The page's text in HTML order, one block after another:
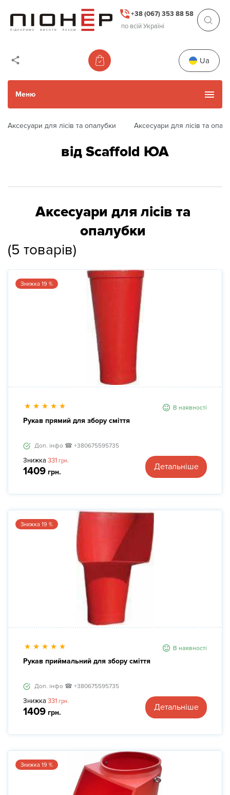
+38 (067) 353 88 58
по всій Україні
Ua
Меню
Каталог товарів
Акції
Новини
Галерея
Контакти
Прокат та послуги
Аксесуари для лісів та опалубки Аксесуари для лісів та
від Scaffold ЮА
Аксесуари для лісів та
опалубки
(5 товарів)
Знижка 19 %
В наявності
Рукав прямий для збору сміття
Доп. інфо ☎ +380675595735
Знижка 331 грн.
1409 грн.
Детальніше
Знижка 19 %
В наявності
Рукав приймальний для збору сміття
Доп. інфо ☎ +380675595735
Знижка 331 грн.
1409 грн.
Детальніше
Знижка 19 %